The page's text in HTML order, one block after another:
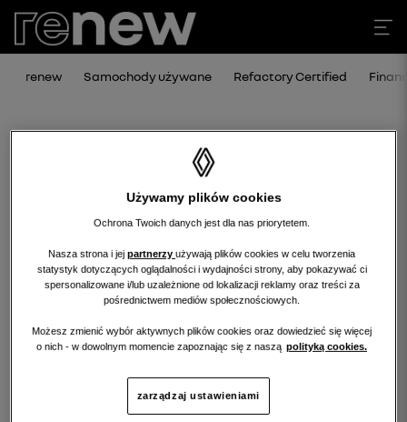
renew Samochody używane Refactory Certified
Niestety, wybrany dealer nie ma
obecnie żadnych ofert w tej kategorii.
Wróć na stronę główną.
wróć na stronę główną
Używamy plików cookies
Ochrona Twoich danych jest dla nas priorytetem.
Nasza strona i jej partnerzy używają plików cookies w celu tworzenia
statystyk dotyczących oglądalności i wydajności strony, aby pokazywać ci
spersonalizowane i/lub uzależnione od lokalizacji reklamy oraz treści za
pośrednictwem mediów społecznościowych.
Możesz zmienić wybór aktywnych plików cookies oraz dowiedzieć się więcej
o nich - w dowolnym momencie zapoznając się z naszą polityką cookies.
zarządzaj ustawieniami